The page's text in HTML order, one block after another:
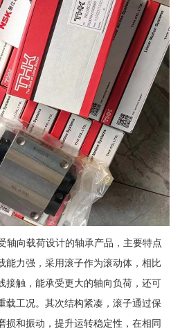
轴向载荷设计的轴承产品，主要特点
能力强，采用滚子作为滚动体，相比
接触，能承受更大的轴向负荷，还可
载工况。其次结构紧凑，滚子通过保
损和振动，提升运转稳定性，在相同